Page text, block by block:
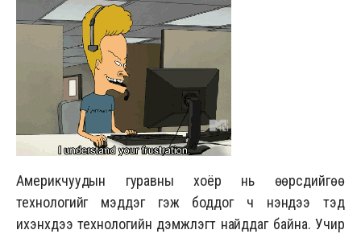
Америкчуудын гуравны хоёр нь өөрсдийгөө
технологийг мэддэг гэж боддог ч үнэндээ тэд
ихэнхдээ технологийн дэмжлэгт найддаг байна. Учир